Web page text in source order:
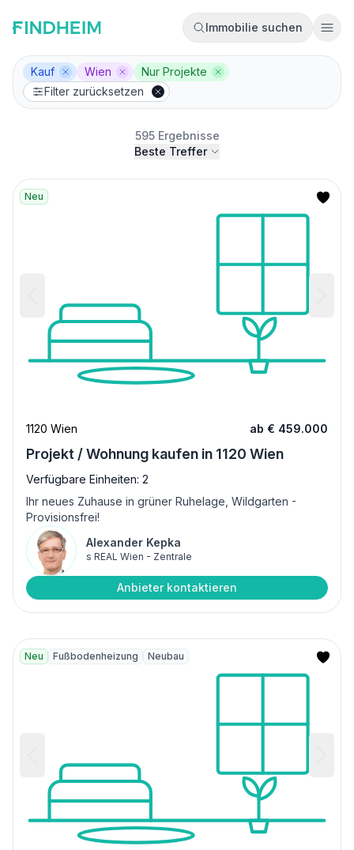
Immobilie suchen
Kauf Filter entfernen
Wien Filter entfernen
Nur Projekte Filter entfernen
Filter zurücksetzen
595 Ergebnisse
Beste Treffer
Neu
1120 Wien ab € 459.000
Projekt / Wohnung kaufen in 1120 Wien
Verfügbare Einheiten: 2
Ihr neues Zuhause in grüner Ruhelage, Wildgarten -
Provisionsfrei!
Alexander Kepka
s REAL Wien - Zentrale
Anbieter kontaktieren
Neu Fußbodenheizung Neubau